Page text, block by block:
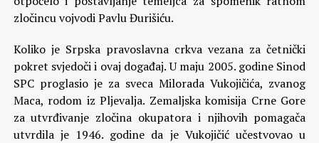
zločincu vojvodi Pavlu Đurišiću.
Koliko je Srpska pravoslavna crkva vezana za četnički
pokret svjedoči i ovaj događaj. U maju 2005. godine Sinod
SPC proglasio je za sveca Milorada Vukojičića, zvanog
Maca, rodom iz Pljevalja. Zemaljska komisija Crne Gore
za utvrđivanje zločina okupatora i njihovih pomagača
utvrdila je 1946. godine da je Vukojičić učestvovao u